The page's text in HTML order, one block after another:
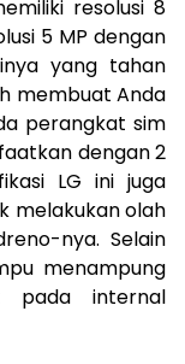
resolusi 8
5 MP dengan
yang tahan
membuat Anda
perangkat sim
dengan 2
LG ini juga
melakukan olah
nya. Selain
menampung
pada internal